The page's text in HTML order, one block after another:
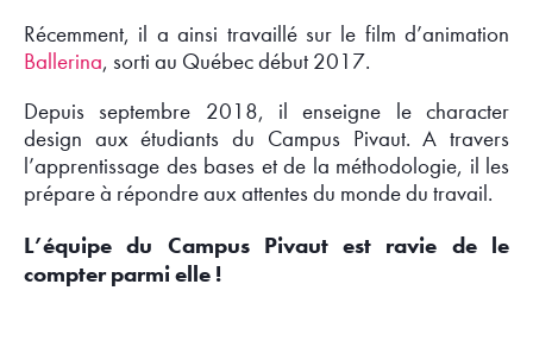
Récemment, il a ainsi travaillé sur le film d’animation
Ballerina, sorti au Québec début 2017.
Depuis septembre 2018, il enseigne le character
design aux étudiants du Campus Pivaut. A travers
l’apprentissage des bases et de la méthodologie, il les
prépare à répondre aux attentes du monde du travail.
L’équipe du Campus Pivaut est ravie de le
compter parmi elle !